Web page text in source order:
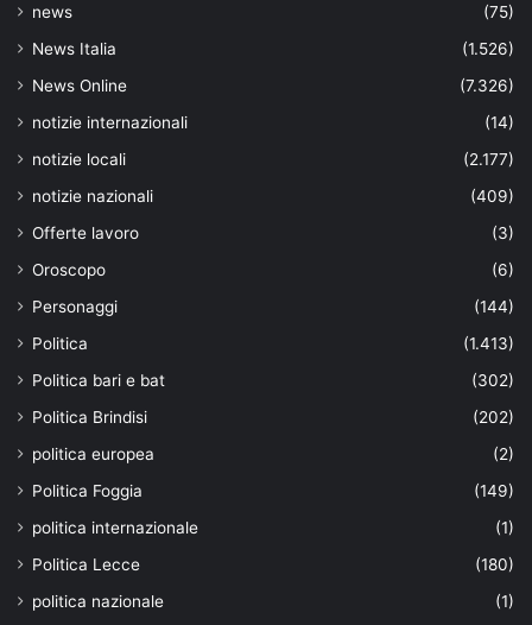
news
(75)
News Italia
(1.526)
News Online
(7.326)
notizie internazionali
(14)
notizie locali
(2.177)
notizie nazionali
(409)
Offerte lavoro
(3)
Oroscopo
(6)
Personaggi
(144)
Politica
(1.413)
Politica bari e bat
(302)
Politica Brindisi
(202)
politica europea
(2)
Politica Foggia
(149)
politica internazionale
(1)
Politica Lecce
(180)
politica nazionale
(1)